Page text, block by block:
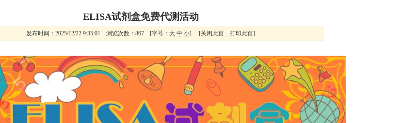
ELISA试剂盒免费代测活动
发布时间：2025/12/22 9:35:01 浏览次数：867 [字号： 大 中 小] [关闭此页 打印此页]